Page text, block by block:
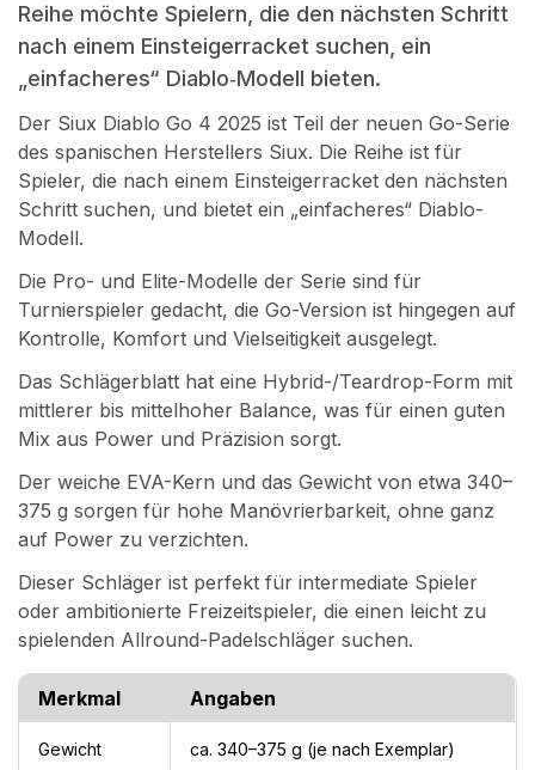
Reihe möchte Spielern, die den nächsten Schritt
nach einem Einsteigerracket suchen, ein
„einfacheres“ Diablo‑Modell bieten.
Der Siux Diablo Go 4 2025 ist Teil der neuen Go-Serie
des spanischen Herstellers Siux. Die Reihe ist für
Spieler, die nach einem Einsteigerracket den nächsten
Schritt suchen, und bietet ein „einfacheres“ Diablo-
Modell.
Die Pro- und Elite-Modelle der Serie sind für
Turnierspieler gedacht, die Go-Version ist hingegen auf
Kontrolle, Komfort und Vielseitigkeit ausgelegt.
Das Schlägerblatt hat eine Hybrid-/Teardrop-Form mit
mittlerer bis mittelhoher Balance, was für einen guten
Mix aus Power und Präzision sorgt.
Der weiche EVA-Kern und das Gewicht von etwa 340–
375 g sorgen für hohe Manövrierbarkeit, ohne ganz
auf Power zu verzichten.
Dieser Schläger ist perfekt für intermediate Spieler
oder ambitionierte Freizeitspieler, die einen leicht zu
spielenden Allround-Padelschläger suchen.
Merkmal Angaben
Gewicht ca. 340–375 g (je nach Exemplar)